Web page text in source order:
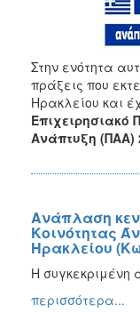
2020
και
Καινοτομία
2014-
Υποδομές
Μεταφορών,
Περιβάλλον
και
Αειφόρος
Ανάπτυξη
Στην ενότητα
πράξεις που
Ηρακλείου και
Επιχειρησιακό
Ανάπτυξη (ΠΑΑ)
Ανάπλαση
Κοινότητας
Ηρακλείου
Η
περισσότερα...